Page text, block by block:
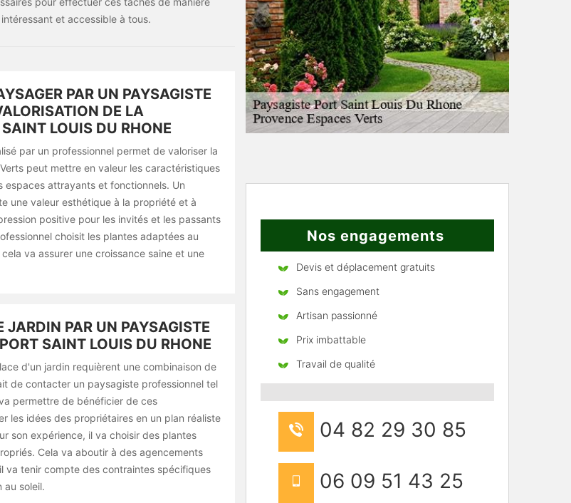
et accessible à tous.
PAR UN PAYSAGISTE
DE LA
LOUIS DU RHONE
par un professionnel permet de valoriser la
peut mettre en valeur les caractéristiques
espaces attrayants et fonctionnels. Un
une valeur esthétique à la propriété et à
positive pour les invités et les passants
choisit les plantes adaptées au
va assurer une croissance saine et une
JARDIN PAR UN PAYSAGISTE
SAINT LOUIS DU RHONE
d'un jardin requièrent une combinaison de
de contacter un paysagiste professionnel tel
permettre de bénéficier de ces
les idées des propriétaires en un plan réaliste
son expérience, il va choisir des plantes
Cela va aboutir à des agencements
va tenir compte des contraintes spécifiques
au soleil.
Nos engagements
Devis et déplacement gratuits
Sans engagement
Artisan passionné
Prix imbattable
Travail de qualité
04 82 29 30 85
06 09 51 43 25